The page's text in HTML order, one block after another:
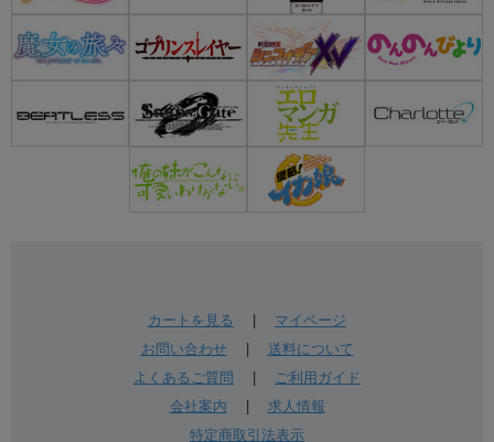
カートを見る
マイページ
お問い合わせ| 送料について
よくあるご質問
ご利用ガイド
会社案内
求人情報
特定商取引法表示